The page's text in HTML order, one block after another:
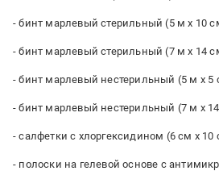
- бинт марлевый стерильный (5 м х 10
- бинт марлевый стерильный (7 м х 14
- бинт марлевый нестерильный (5 м х 5
- бинт марлевый нестерильный (7 м х
- салфетки с хлоргексидином (6 см х
- полоски на гелевой основе с